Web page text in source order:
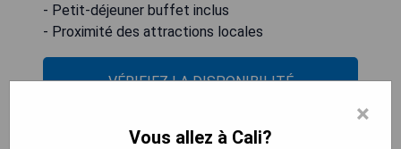
- Petit-déjeuner buffet inclus
- Proximité des attractions locales
VÉRIFIEZ LA DISPONIBILITÉ
×
Vous allez à Cali?